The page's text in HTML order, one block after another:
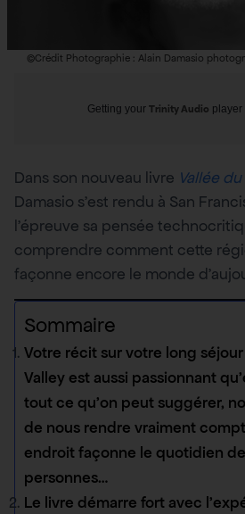
©Crédit Photographie : Alain Damasio
Getting your Trinity Audio player
Dans son nouveau livre Vallée
Damasio s’est rendu à San
l’épreuve sa pensée
comprendre comment cette
façonne encore le monde
Sommaire
Votre récit sur votre long
Valley est aussi passionnant
tout ce qu’on peut suggérer,
de nous rendre vraiment
endroit façonne le quotidien
personnes…
Le livre démarre fort avec